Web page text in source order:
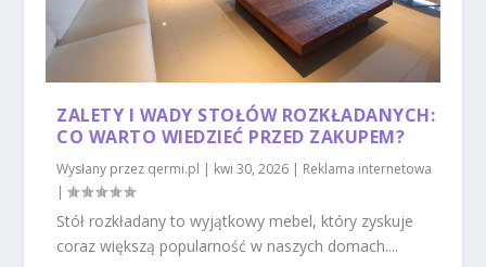
ZALETY I WADY STOŁÓW ROZKŁADANYCH:
CO WARTO WIEDZIEĆ PRZED ZAKUPEM?
Wysłany przez qermi.pl | kwi 30, 2026 | Reklama internetowa
|
Stół rozkładany to wyjątkowy mebel, który zyskuje
coraz większą popularność w naszych domach....